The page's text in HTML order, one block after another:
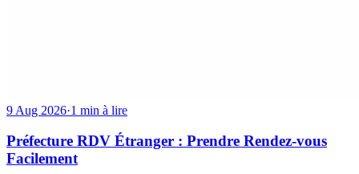
9 Aug 2026·1 min à lire
Préfecture RDV Étranger : Prendre Rendez-vous
Facilement